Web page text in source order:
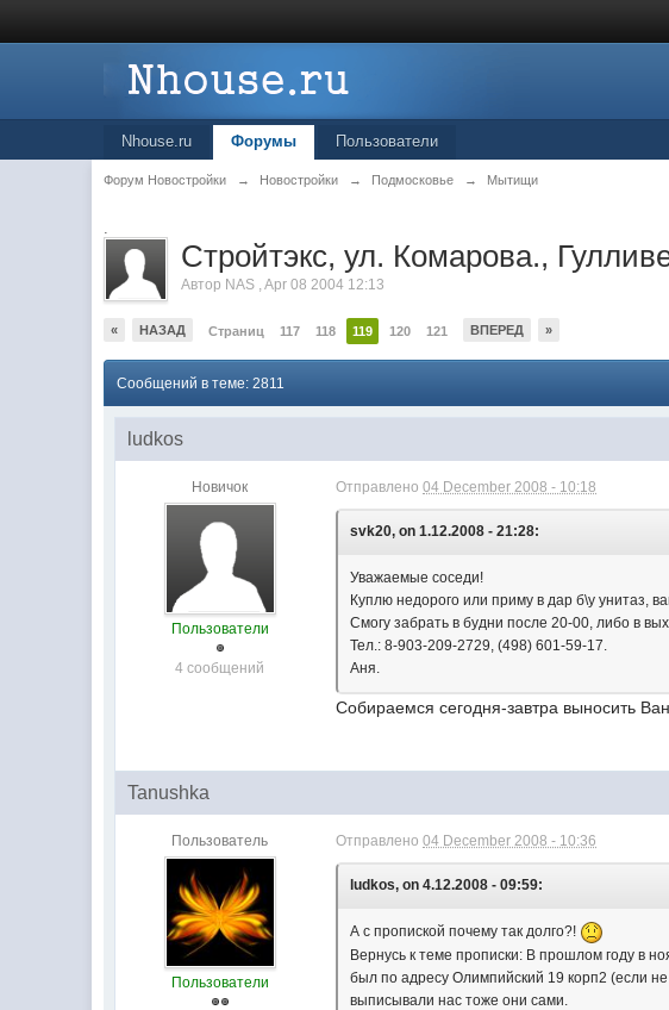
Nhouse.ru Форумы Пользователи
Форум Новостройки → Новостройки → Подмосковье → Мытищи
.
Стройтэкс, ул. Комарова.,
Автор NAS ,Apr 08 2004 12:13
« НАЗАД Страниц 117 118 119 120 121 ВПЕРЕД »
Сообщений в теме: 2811
ludkos
Новичок
Пользователи
4 сообщений
Отправлено04 December 2008 - 10:18
svk20, on 1.12.2008 - 21:28:
Уважаемые соседи!
Куплю недорого или приму в дар б\у унитаз,
Смогу забрать в будни после 20-00, либо в
Тел.: 8-903-209-2729, (498) 601-59-17.
Аня.
Собираемся сегодня-завтра выносить
Tanushka
Пользователь
Пользователи
Отправлено04 December 2008 - 10:36
ludkos, on 4.12.2008 - 09:59:
А с пропиской почему так долго?!
Вернусь к теме прописки: В прошлом году в
был по адресу Олимпийский 19 корп2 (если
выписывали нас тоже они сами.